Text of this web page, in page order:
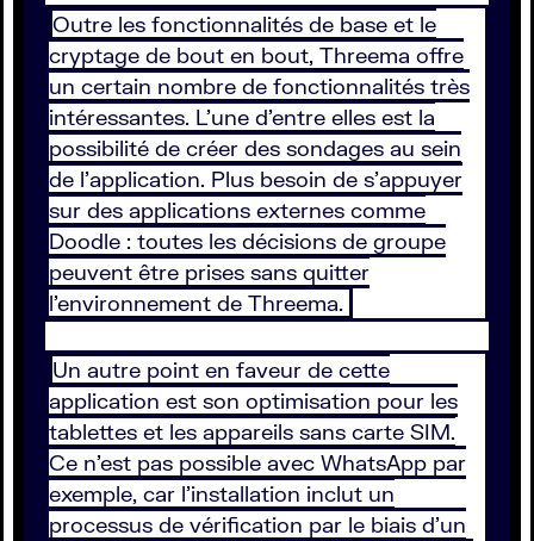
Outre les fonctionnalités de base et le
cryptage de bout en bout, Threema offre
un certain nombre de fonctionnalités très
intéressantes. L’une d’entre elles est la
possibilité de créer des sondages au sein
de l'application. Plus besoin de s'appuyer
sur des applications externes comme
Doodle : toutes les décisions de groupe
peuvent être prises sans quitter
l'environnement de Threema.
Un autre point en faveur de cette
application est son optimisation pour les
tablettes et les appareils sans carte SIM.
Ce n’est pas possible avec WhatsApp par
exemple, car l’installation inclut un
processus de vérification par le biais d'un